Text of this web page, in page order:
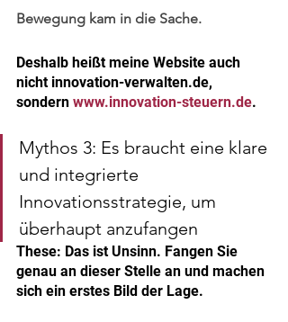
Bewegung kam in die Sache.
Deshalb heißt meine Website auch
nicht innovation-verwalten.de,
sondern www.innovation-steuern.de.
Mythos 3: Es braucht eine klare
und integrierte
Innovationsstrategie, um
überhaupt anzufangen
These: Das ist Unsinn. Fangen Sie
genau an dieser Stelle an und machen
sich ein erstes Bild der Lage.